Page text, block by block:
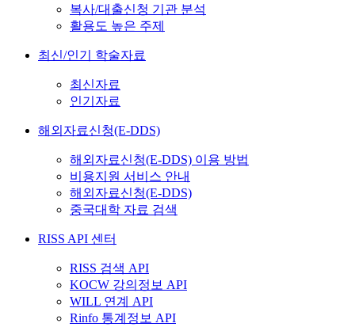
복사/대출신청 기관 분석
활용도 높은 주제
최신/인기 학술자료
최신자료
인기자료
해외자료신청(E-DDS)
해외자료신청(E-DDS) 이용 방법
비용지원 서비스 안내
해외자료신청(E-DDS)
중국대학 자료 검색
RISS API 센터
RISS 검색 API
KOCW 강의정보 API
WILL 연계 API
Rinfo 통계정보 API